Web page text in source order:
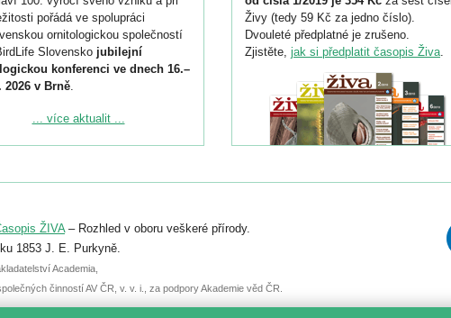
pořádá ve spolupráci
ornitologickou společností
Slovensko jubilejní
konferenci ve dnech 16.–
2026 v Brně.
informace ke konferenci
se můžete do 6. září.
přihlášené přednášky nebo
je už 30. června.
... více aktualit ...
Živy (tedy 59 Kč za jedno číslo).
Dvouleté předplatné je zrušeno.
Zjistěte, jak si předplatit časopis Živa.
ŽIVA– Rozhled v oboru veškeré přírody.
1853 J. E. Purkyně.
Academia,
činností AV ČR, v. v. i., za podpory Akademie věd ČR.